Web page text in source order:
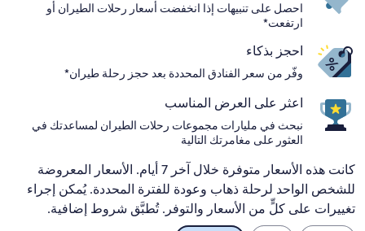
احصل على تنبيهات إذا انخفضت أسعار رحلات الطيران أو
ارتفعت*
احجز بذكاء
وفّر من سعر الفنادق المحددة بعد حجز رحلة طيران*
اعثر على العرض المناسب
نبحث في مليارات مجموعات رحلات الطيران لمساعدتك في
العثور على مغامرتك التالية
كانت هذه الأسعار متوفرة خلال آخر 7 أيام. الأسعار المعروضة
للشخص الواحد لرحلة ذهاب وعودة للفترة المحددة. يُمكن إجراء
تغييرات على كلٍّ من الأسعار والتوفر. تُطبَّق شروط إضافية.